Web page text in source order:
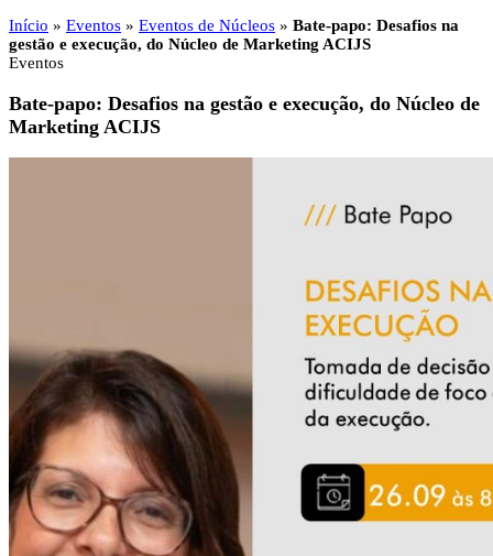
Início » Eventos » Eventos de Núcleos » Bate-papo: Desafios na
gestão e execução, do Núcleo de Marketing ACIJS
Eventos
Bate-papo: Desafios na gestão e execução, do Núcleo de
Marketing ACIJS